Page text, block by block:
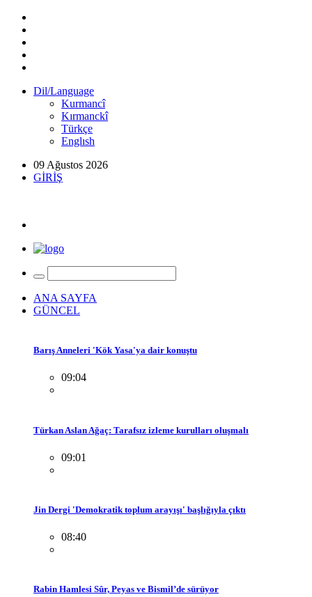
Dil/Language
Kurmancî
Kırmanckî
Türkçe
Englısh
09 Ağustos 2026
GİRİŞ
ANA SAYFA
GÜNCEL
Barış Anneleri 'Kök Yasa'ya dair konuştu
09:04
Türkan Aslan Ağaç: Tarafsız izleme kurulları oluşmalı
09:01
Jin Dergi 'Demokratik toplum arayışı' başlığıyla çıktı
08:40
Rabin Hamlesi Sûr, Peyas ve Bismil’de sürüyor